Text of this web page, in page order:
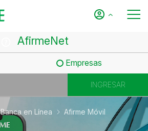
AfirmeNet
Empresas
Banca en Línea
Afirme Móvil